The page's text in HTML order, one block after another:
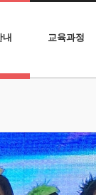
내 교육과정